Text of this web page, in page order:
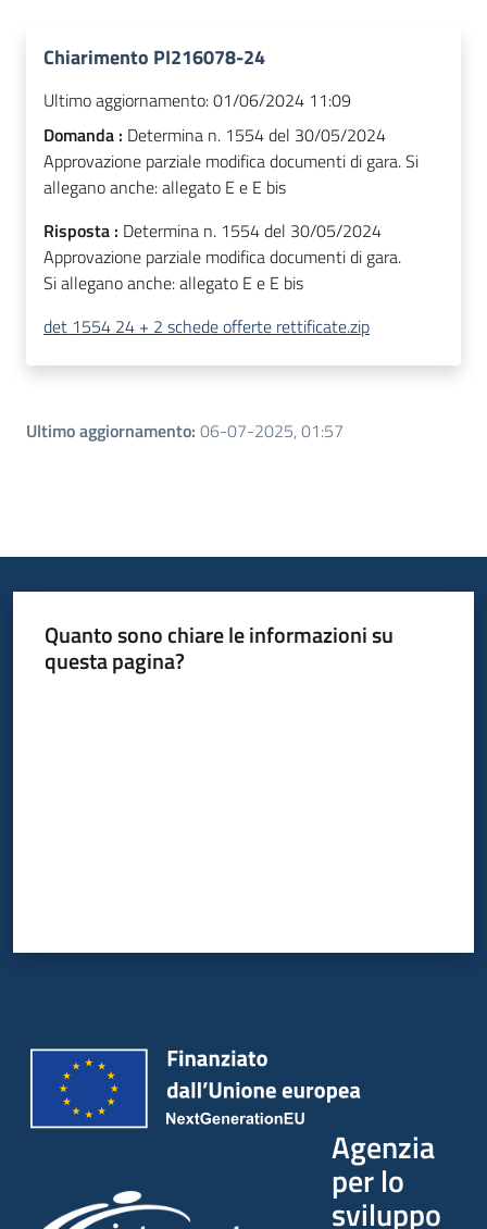
Chiarimento PI216078-24
Ultimo aggiornamento:01/06/2024 11:09
Domanda : Determina n. 1554 del 30/05/2024
Approvazione parziale modifica documenti di gara. Si
allegano anche: allegato E e E bis
Risposta : Determina n. 1554 del 30/05/2024
Approvazione parziale modifica documenti di gara.
Si allegano anche: allegato E e E bis
det 1554 24 + 2 schede offerte rettificate.zip
Ultimo aggiornamento: 06-07-2025, 01:57
Quanto sono chiare le informazioni su
questa pagina?
Agenzia
per lo
sviluppo